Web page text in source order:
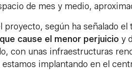
de mes y medio,
según ha señalado el
cause el menor perjuicio y
con unas infraestructuras
implantando en el